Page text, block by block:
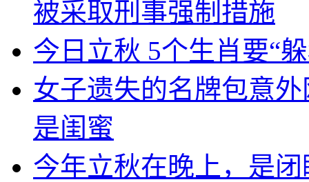
被采取刑事强制措施
今日立秋 5个生肖要“
女子遗失的名牌包意
是闺蜜
今年立秋在晚上，是